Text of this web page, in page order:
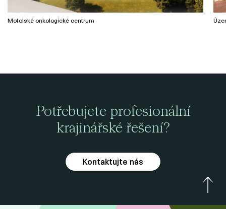
Motolské onkologické centrum
Potřebujete profesionální
krajinářské řešení?
Kontaktujte nás